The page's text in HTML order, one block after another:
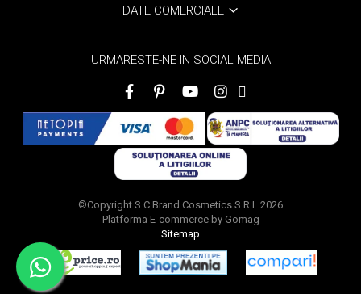
DATE COMERCIALE
URMARESTE-NE IN SOCIAL MEDIA
©Copyright S.C Brand Cosmetics S.R.L 2026
Platforma E-commerce by Gomag
Sitemap